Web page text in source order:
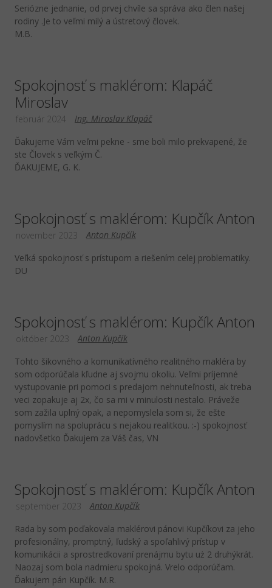
Seriózne jednanie, od prvej chvíle sa správa ako člen našej
rodiny .Je to veľmi milý a ústretový človek.
M.B.
Spokojnosť s maklérom: Klapáč
Miroslav
Ing. Miroslav Klapáč
február 2024
Ďakujeme Vám veľmi pekne - sme boli milo prekvapené, že
ste Človek s veľkým Č.
ĎAKUJEME, G. K.
Spokojnosť s maklérom: Kupčík Anton
Anton Kupčík
november 2023
Veľká spokojnosť s prístupom a riešením celej problematiky.
DU
Spokojnosť s maklérom: Kupčík Anton
Anton Kupčík
október 2023
Tohto šikovného a komunikatívného realitného makléra by
som odporúčala kľudne aj svojmu okoliu. Veľmi príjemné
vystupovanie pri pomoci s predajom nehnuteľnosti, ak treba
veci zopakuje aj 2x, čo sa mi v minulosti nestalo. Práveže
som zažila uplný opak, a nepomyslela som si, že ešte
pomyslím na spoluprácu s nejakou realitkou. :-) spokojnosť
nadovšetko Ďakujem za Váš čas, VN
Spokojnosť s maklérom: Kupčík Anton
Anton Kupčík
september 2023
Rada by som poďakovala maklérovi pánovi Kupčíkovi za jeho
profesionálny, promptný, ľudský a spoľahlivý prístup v
komunikácii a sprostredkovaní prenájmu bytu uż 2 druhýkrát.
Naozaj som bola nadmieru spokojná. Vrelo odporúčam.
Ďakujem pán Kupčík. M.R.